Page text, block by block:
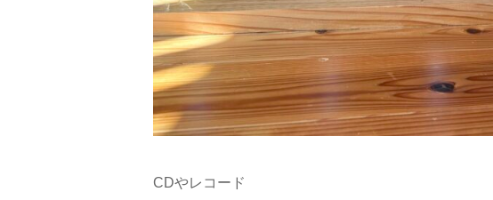
CDやレコード